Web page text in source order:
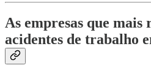
As empresas que
acidentes de trabalho